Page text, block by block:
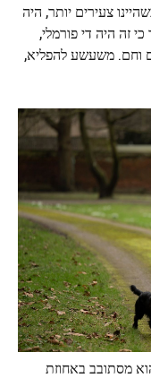
צעירים יותר, היה
זה היה די פורמלי,
וחם. משעשע להפליא,
מסתובב באחוזת